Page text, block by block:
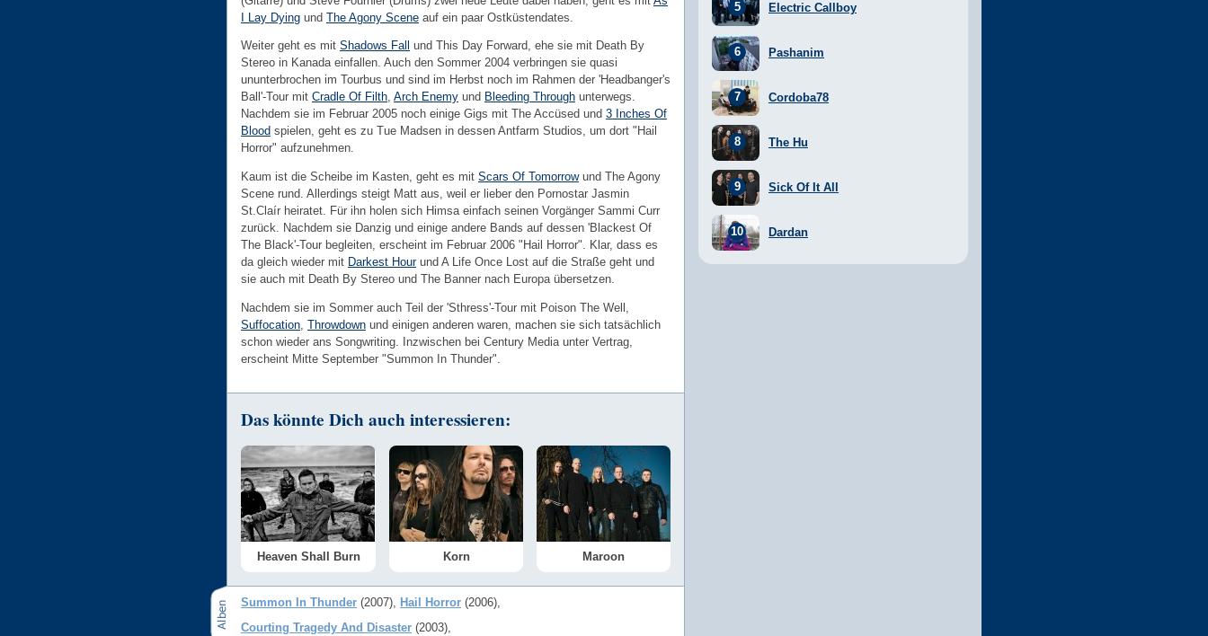
I Lay Dying und The Agony Scene auf ein paar Ostküstendates.
Weiter geht es mit Shadows Fall und This Day Forward, ehe sie mit Death By
Stereo in Kanada einfallen. Auch den Sommer 2004 verbringen sie quasi
ununterbrochen im Tourbus und sind im Herbst noch im Rahmen der 'Headbanger's
Ball'-Tour mit Cradle Of Filth, Arch Enemy und Bleeding Through unterwegs.
Nachdem sie im Februar 2005 noch einige Gigs mit The Accüsed und 3 Inches Of
Blood spielen, geht es zu Tue Madsen in dessen Antfarm Studios, um dort "Hail
Horror" aufzunehmen.
Kaum ist die Scheibe im Kasten, geht es mit Scars Of Tomorrowund The Agony
Scene rund. Allerdings steigt Matt aus, weil er lieber den Pornostar Jasmin
St.Claír heiratet. Für ihn holen sich Himsa einfach seinen Vorgänger Sammi Curr
zurück. Nachdem sie Danzig und einige andere Bands auf dessen 'Blackest Of
The Black'-Tour begleiten, erscheint im Februar 2006 "Hail Horror". Klar, dass es
da gleich wieder mit Darkest Hourund A Life Once Lost auf die Straße geht und
sie auch mit Death By Stereo und The Banner nach Europa übersetzen.
Nachdem sie im Sommer auch Teil der 'Sthress'-Tour mit Poison The Well,
Suffocation Throwdown und einigen anderen waren, machen sie sich tatsächlich
schon wieder ans Songwriting. Inzwischen bei Century Media unter Vertrag,
erscheint Mitte September "Summon In Thunder".
Das könnte Dich auch interessieren:
Heaven Shall Burn Korn Maroon
Summon In Thunder (2007) Hail Horror (2006)
Courting Tragedy And Disaster (2003)
Electric Callboy
Pashanim
Cordoba78
The Hu
Sick Of It All
Dardan